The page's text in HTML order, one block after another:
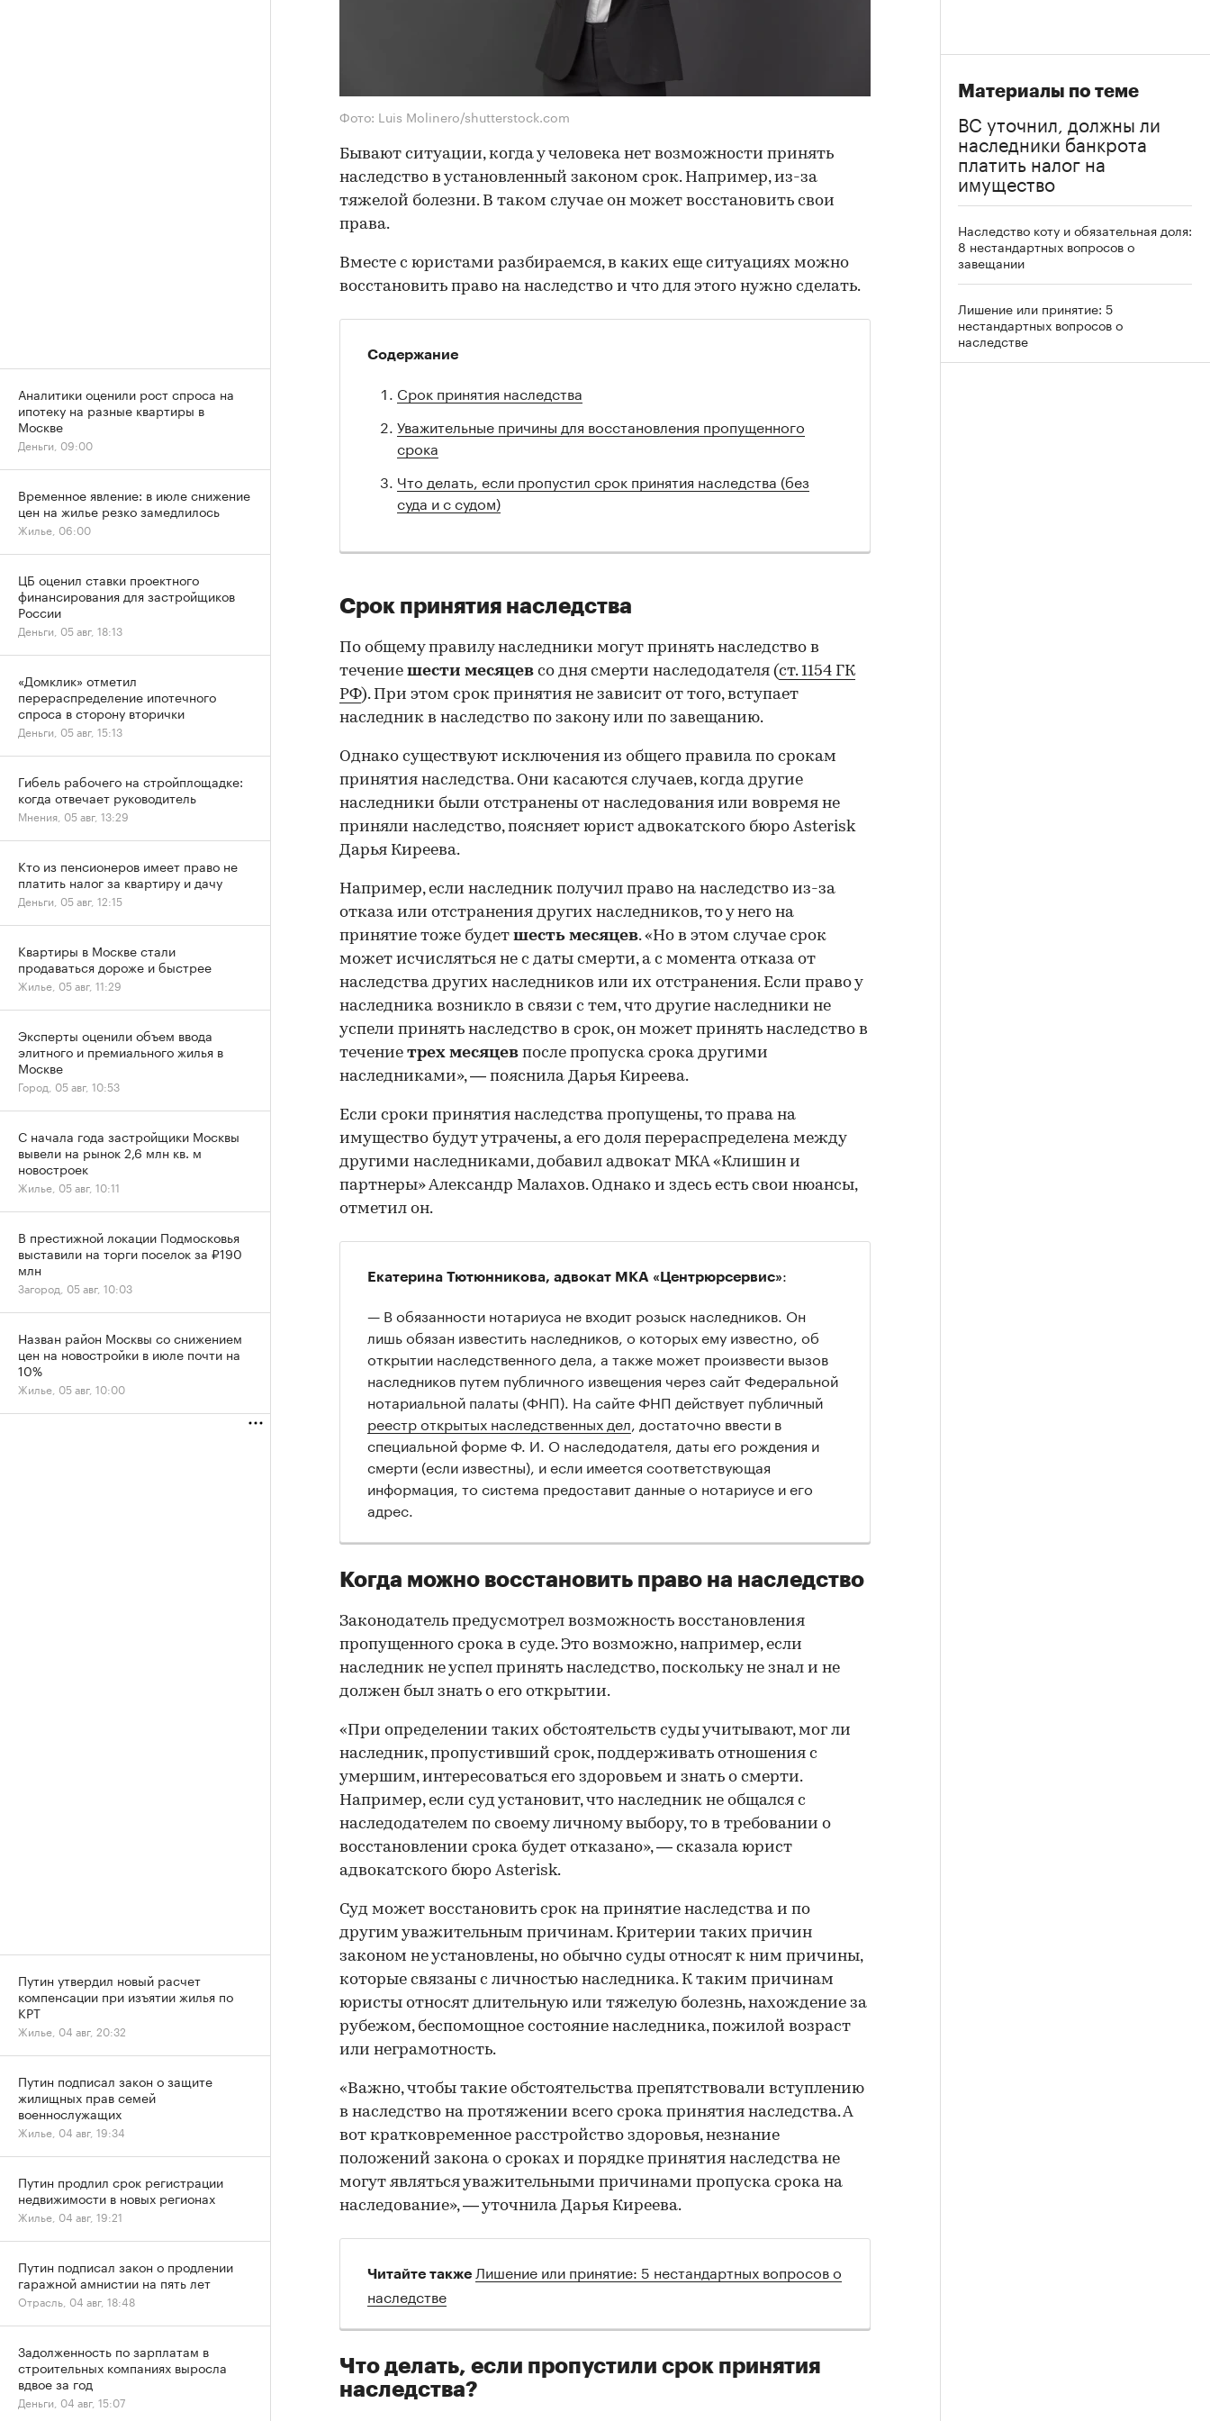
Фото: Luis Molinero/shutterstock.com
Бывают ситуации, когда у человека нет возможности принять
наследство в установленный законом срок. Например, из-за
тяжелой болезни. В таком случае он может восстановить свои
права.
Вместе с юристами разбираемся, в каких еще ситуациях можно
восстановить право на наследство и что для этого нужно сделать.
Содержание
Срок принятия наследства
Уважительные причины для восстановления пропущенного
срока
Что делать, если пропустил срок принятия наследства (без
суда и с судом)
00:00
Срок принятия наследства
По общему правилу наследники могут принять наследство в
течение шести месяцев со дня смерти наследодателя (ст. 1154 ГК
РФ). При этом срок принятия не зависит от того, вступает
наследник в наследство по закону или по завещанию.
Однако существуют исключения из общего правила по срокам
принятия наследства. Они касаются случаев, когда другие
наследники были отстранены от наследования или вовремя не
приняли наследство, поясняет юрист адвокатского бюро Asterisk
Дарья Киреева.
Например, если наследник получил право на наследство из-за
отказа или отстранения других наследников, то у него на
принятие тоже будет шесть месяцев. «Но в этом случае срок
может исчисляться не с даты смерти, а с момента отказа от
наследства других наследников или их отстранения. Если право у
наследника возникло в связи с тем, что другие наследники не
успели принять наследство в срок, он может принять наследство в
течение трех месяцев после пропуска срока другими
наследниками», — пояснила Дарья Киреева.
Если сроки принятия наследства пропущены, то права на
имущество будут утрачены, а его доля перераспределена между
другими наследниками, добавил адвокат МКА «Клишин и
партнеры» Александр Малахов. Однако и здесь есть свои нюансы,
отметил он.
Екатерина Тютюнникова, адвокат МКА «Центрюрсервис»:
— В обязанности нотариуса не входит розыск наследников. Он
лишь обязан известить наследников, о которых ему известно, об
открытии наследственного дела, а также может произвести вызов
наследников путем публичного извещения через сайт Федеральной
нотариальной палаты (ФНП). На сайте ФНП действует публичный
реестр открытых наследственных дел , достаточно ввести в
специальной форме Ф. И. О наследодателя, даты его рождения и
смерти (если известны), и если имеется соответствующая
информация, то система предоставит данные о нотариусе и его
адрес.
Когда можно восстановить право на наследство
Законодатель предусмотрел возможность восстановления
пропущенного срока в суде. Это возможно, например, если
наследник не успел принять наследство, поскольку не знал и не
должен был знать о его открытии.
«При определении таких обстоятельств суды учитывают, мог ли
наследник, пропустивший срок, поддерживать отношения с
умершим, интересоваться его здоровьем и знать о смерти.
Например, если суд установит, что наследник не общался с
наследодателем по своему личному выбору, то в требовании о
восстановлении срока будет отказано», — сказала юрист
адвокатского бюро Asterisk.
Суд может восстановить срок на принятие наследства и по
другим уважительным причинам. Критерии таких причин
законом не установлены, но обычно суды относят к ним причины,
которые связаны с личностью наследника. К таким причинам
юристы относят длительную или тяжелую болезнь, нахождение за
рубежом, беспомощное состояние наследника, пожилой возраст
или неграмотность.
«Важно, чтобы такие обстоятельства препятствовали вступлению
в наследство на протяжении всего срока принятия наследства. А
вот кратковременное расстройство здоровья, незнание
положений закона о сроках и порядке принятия наследства не
могут являться уважительными причинами пропуска срока на
наследование», — уточнила Дарья Киреева.
Читайте также Лишение или принятие: 5 нестандартных вопросов о
наследстве
Что делать, если пропустили срок принятия
наследства?
Материалы по теме
ВС уточнил, должны ли
наследники банкрота
платить налог на
имущество
Наследство коту и обязательная доля:
8 нестандартных вопросов о
завещании
Лишение или принятие: 5
нестандартных вопросов о
наследстве
Аналитики оценили рост спроса на
ипотеку на разные квартиры в
Москве
Деньги, 09:00
Временное явление: в июле снижение
цен на жилье резко замедлилось
Жилье, 06:00
ЦБ оценил ставки проектного
финансирования для застройщиков
России
Деньги, 05 авг, 18:13
«Домклик» отметил
перераспределение ипотечного
спроса в сторону вторички
Деньги, 05 авг, 15:13
Гибель рабочего на стройплощадке:
когда отвечает руководитель
Мнения, 05 авг, 13:29
Кто из пенсионеров имеет право не
платить налог за квартиру и дачу
Деньги, 05 авг, 12:15
Квартиры в Москве стали
продаваться дороже и быстрее
Жилье, 05 авг, 11:29
Эксперты оценили объем ввода
элитного и премиального жилья в
Москве
Город, 05 авг, 10:53
С начала года застройщики Москвы
вывели на рынок 2,6 млн кв. м
новостроек
Жилье, 05 авг, 10:11
В престижной локации Подмосковья
выставили на торги поселок за ₽190
млн
Загород, 05 авг, 10:03
Назван район Москвы со снижением
цен на новостройки в июле почти на
10%
Жилье, 05 авг, 10:00
Путин утвердил новый расчет
компенсации при изъятии жилья по
КРТ
Жилье, 04 авг, 20:32
Путин подписал закон о защите
жилищных прав семей
военнослужащих
Жилье, 04 авг, 19:34
Путин продлил срок регистрации
недвижимости в новых регионах
Жилье, 04 авг, 19:21
Путин подписал закон о продлении
гаражной амнистии на пять лет
Отрасль, 04 авг, 18:48
Задолженность по зарплатам в
строительных компаниях выросла
вдвое за год
Деньги, 04 авг, 15:07